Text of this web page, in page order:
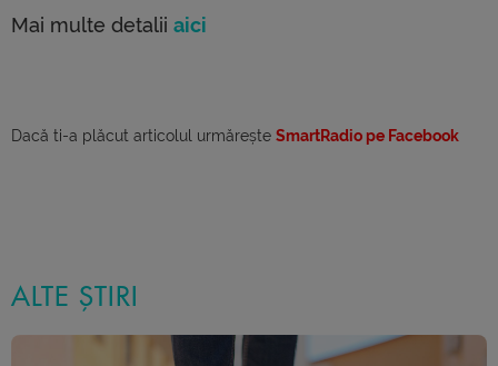
Mai multe detalii aici
Dacă ti-a plăcut articolul urmărește SmartRadio pe Facebook
ALTE ȘTIRI